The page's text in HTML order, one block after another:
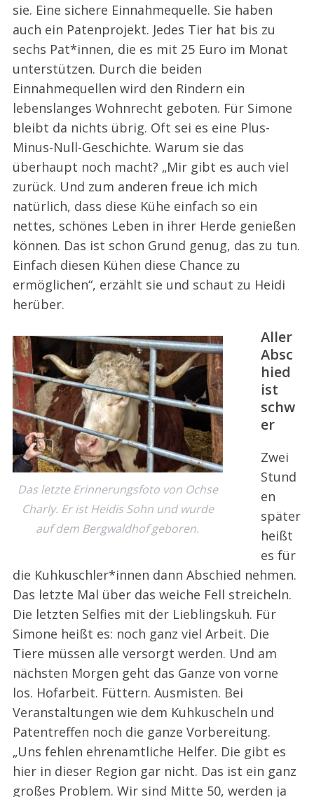
sie. Eine sichere Einnahmequelle. Sie haben
auch ein Patenprojekt. Jedes Tier hat bis zu
sechs Pat*innen, die es mit 25 Euro im Monat
unterstützen. Durch die beiden
Einnahmequellen wird den Rindern ein
lebenslanges Wohnrecht geboten. Für Simone
bleibt da nichts übrig. Oft sei es eine Plus-
Minus-Null-Geschichte. Warum sie das
überhaupt noch macht? „Mir gibt es auch viel
zurück. Und zum anderen freue ich mich
natürlich, dass diese Kühe einfach so ein
nettes, schönes Leben in ihrer Herde genießen
können. Das ist schon Grund genug, das zu tun.
Einfach diesen Kühen diese Chance zu
ermöglichen“, erzählt sie und schaut zu Heidi
herüber.
Das letzte Erinnerungsfoto von Ochse
Charly. Er ist Heidis Sohn und wurde
auf dem Bergwaldhof geboren.
Aller
Absc
hied
ist
schw
er
Zwei
Stund
en
später
heißt
es für
die Kuhkuschler*innen dann Abschied nehmen.
Das letzte Mal über das weiche Fell streicheln.
Die letzten Selfies mit der Lieblingskuh. Für
Simone heißt es: noch ganz viel Arbeit. Die
Tiere müssen alle versorgt werden. Und am
nächsten Morgen geht das Ganze von vorne
los. Hofarbeit. Füttern. Ausmisten. Bei
Veranstaltungen wie dem Kuhkuscheln und
Patentreffen noch die ganze Vorbereitung.
„Uns fehlen ehrenamtliche Helfer. Die gibt es
hier in dieser Region gar nicht. Das ist ein ganz
großes Problem. Wir sind Mitte 50, werden ja